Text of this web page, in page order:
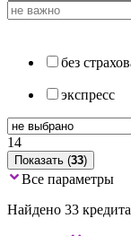
без
экспресс
14
Показать (33)
Все параметры
Найдено 33 кредита